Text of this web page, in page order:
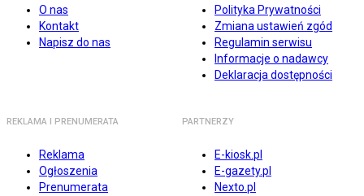
O nas
Kontakt
Napisz do nas
Polityka Prywatności
Zmiana ustawień zgód
Regulamin serwisu
Informacje o nadawcy
Deklaracja dostępności
REKLAMA I PRENUMERATA
Reklama
Ogłoszenia
Prenumerata
PARTNERZY
E-kiosk.pl
E-gazety.pl
Nexto.pl